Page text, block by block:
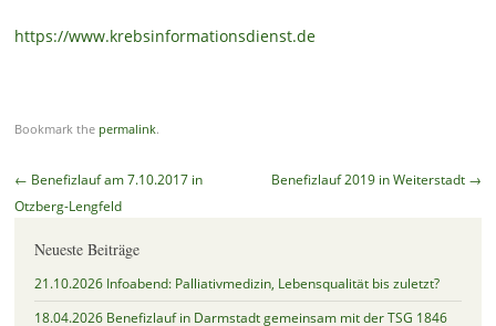
https://www.krebsinformationsdienst.de
Bookmark the permalink.
Post
navigation
← Benefizlauf am 7.10.2017 in
Otzberg-Lengfeld
Benefizlauf 2019 in Weiterstadt →
Neueste Beiträge
21.10.2026 Infoabend: Palliativmedizin, Lebensqualität bis zuletzt?
18.04.2026 Benefizlauf in Darmstadt gemeinsam mit der TSG 1846